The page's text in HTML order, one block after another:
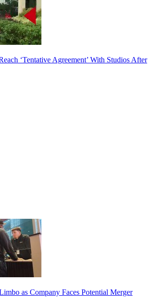
‘Tentative Agreement’ With Studios After
as Company Faces Potential Merger